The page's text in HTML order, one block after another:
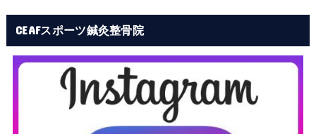
CEAFスポーツ鍼灸整骨院